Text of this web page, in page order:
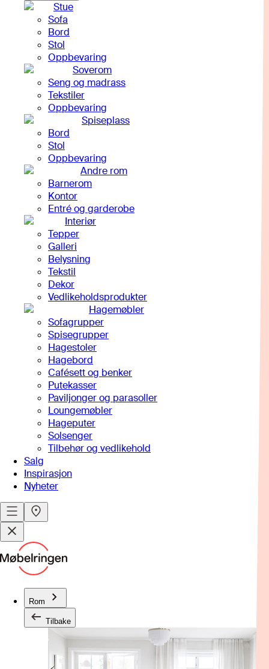
Stue
Sofa
Bord
Stol
Oppbevaring
Soverom
Seng og madrass
Tekstiler
Oppbevaring
Spiseplass
Bord
Stol
Oppbevaring
Andre rom
Barnerom
Kontor
Entré og garderobe
Interiør
Tepper
Galleri
Belysning
Tekstil
Dekor
Vedlikeholdsprodukter
Hagemøbler
Sofagrupper
Spisegrupper
Hagestoler
Hagebord
Cafésett og benker
Putekasser
Paviljonger og parasoller
Loungemøbler
Hageputer
Solsenger
Tilbehør og vedlikehold
Salg
Inspirasjon
Nyheter
Rom
Tilbake